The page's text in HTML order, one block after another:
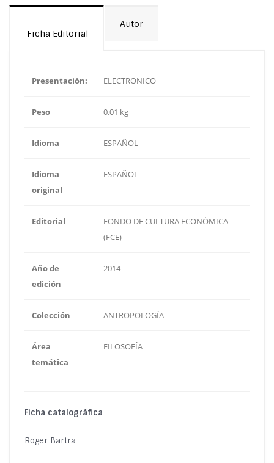
Ficha Editorial
Autor
Presentación: ELECTRONICO
Peso 0.01 kg
Idioma ESPAÑOL
Idioma
original
ESPAÑOL
Editorial
FONDO DE CULTURA ECONÓMICA
(FCE)
Año de
edición
2014
Colección ANTROPOLOGÍA
Área
temática
FILOSOFÍA
Ficha catalográfica
Roger Bartra